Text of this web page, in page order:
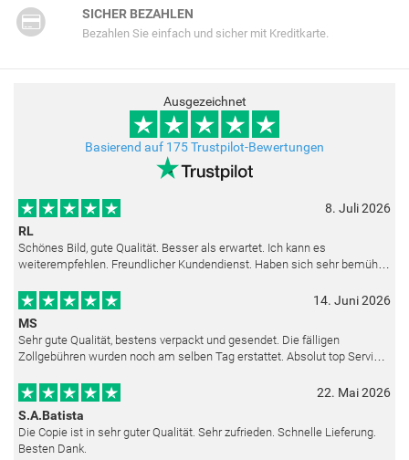
SICHER BEZAHLEN
Bezahlen Sie einfach und sicher mit Kreditkarte.
Ausgezeichnet
Basierend auf 175 Trustpilot-Bewertungen
8. Juli 2026
RL
Schönes Bild, gute Qualität. Besser als erwartet. Ich kann es
weiterempfehlen. Freundlicher Kundendienst. Haben sich sehr bemüht
14. Juni 2026
MS
Sehr gute Qualität, bestens verpackt und gesendet. Die fälligen
Zollgebühren wurden noch am selben Tag erstattet. Absolut top Service
22. Mai 2026
S.A.Batista
Die Copie ist in sehr guter Qualität. Sehr zufrieden. Schnelle Lieferung.
Besten Dank.